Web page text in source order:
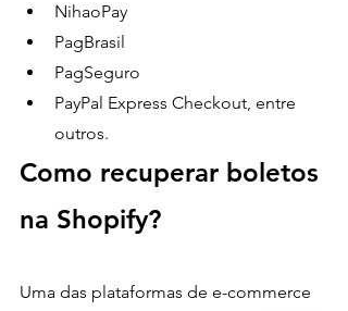
NihaoPay
PagBrasil
PagSeguro
PayPal Express Checkout, entre
outros.
Como recuperar boletos
na Shopify?
Uma das plataformas de e-commerce